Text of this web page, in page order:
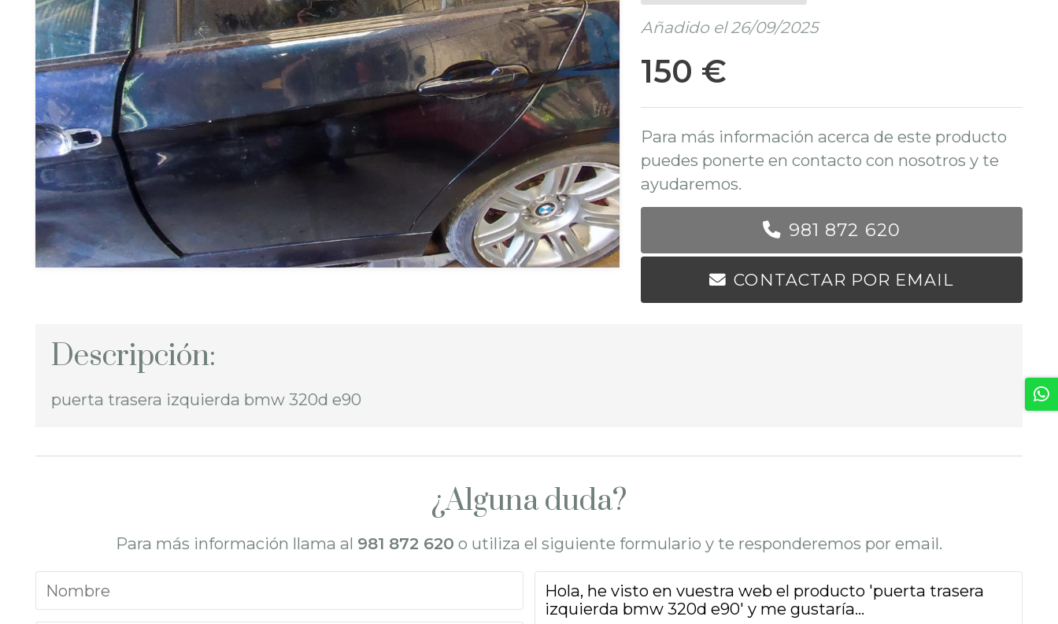
Añadido el 26/09/2025
150 €
Para más información acerca de este producto
puedes ponerte en contacto con nosotros y te
ayudaremos.
981 872 620
CONTACTAR POR EMAIL
Descripción:
puerta trasera izquierda bmw 320d e90
¿Alguna duda?
Para más información llama al 981 872 620 o utiliza el siguiente formulario y te responderemos por email.